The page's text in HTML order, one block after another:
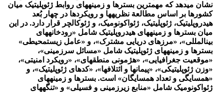
نشان می‏دهد که مهم‏ترین بسترها و زمینه‏های روابط ژئوپلیتیک میان
کشورها بر اساس مطالعة نظریه‏ها و رویکرد‏ها در چهار بُعد
هیدروپلیتیک، ژئوپلیتیک، ژئواکونومیک، و ژئوکالچر قرار دارد. در این
میان بسترها و زمینه‏های هیدروپلیتیک شامل «رودخانه‏های
بین‏المللی»، «مرزهای دریایی مشترک»، و «عامل زیست‏محیطی»
بسترها و زمینه‏های ژئوپلیتیک شامل «مسائل سرزمینی»،
«موقعیت جغرافیایی»، «هژمونی منطقه‏ای»، «رویکرد امنیتی»،
«وزن ژئوپلیتیکی»، «پیمان‏ها و ائتلاف‏ها»، «کدهای ژئوپلیتیک»، و
«همسایگی و تعداد همسایگان» است. بسترها و زمینه‏های
ژئواکونومیک شامل «منابع زیرزمینی و فسیلی» و «تنگه‏های